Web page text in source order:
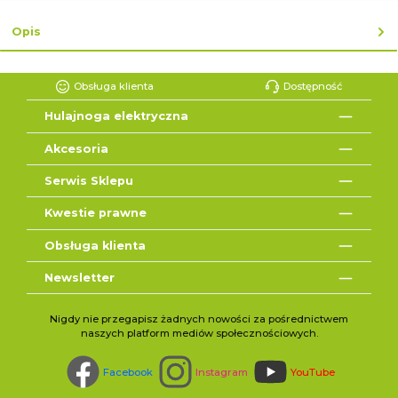
Opis
Obsługa klienta Dostępność
Hulajnoga elektryczna
Akcesoria
Serwis Sklepu
Kwestie prawne
Obsługa klienta
Newsletter
Nigdy nie przegapisz żadnych nowości za pośrednictwem
naszych platform mediów społecznościowych.
Facebook Instagram YouTube